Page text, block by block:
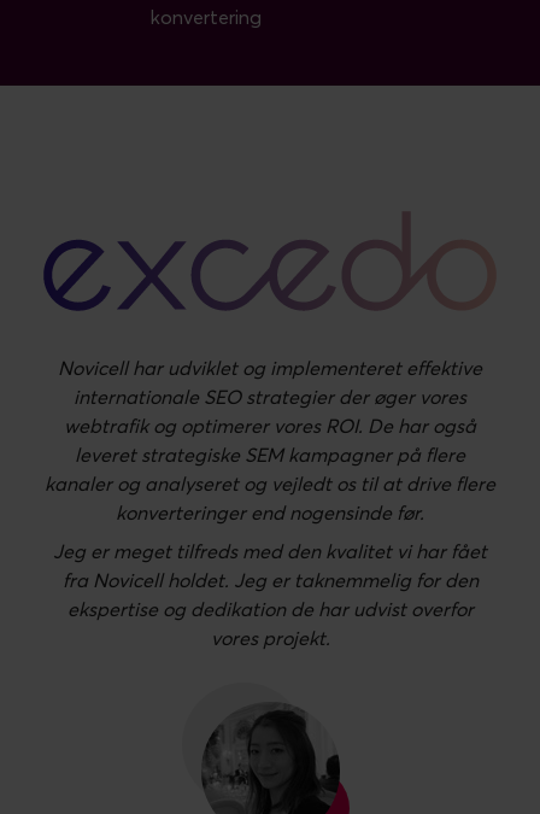
konvertering
Novicell har udviklet og implementeret effektive
internationale SEO strategier der øger vores
webtrafik og optimerer vores ROI. De har også
leveret strategiske SEM kampagner på flere
kanaler og analyseret og vejledt os til at drive flere
konverteringer end nogensinde før.
Jeg er meget tilfreds med den kvalitet vi har fået
fra Novicell holdet. Jeg er taknemmelig for den
ekspertise og dedikation de har udvist overfor
vores projekt.